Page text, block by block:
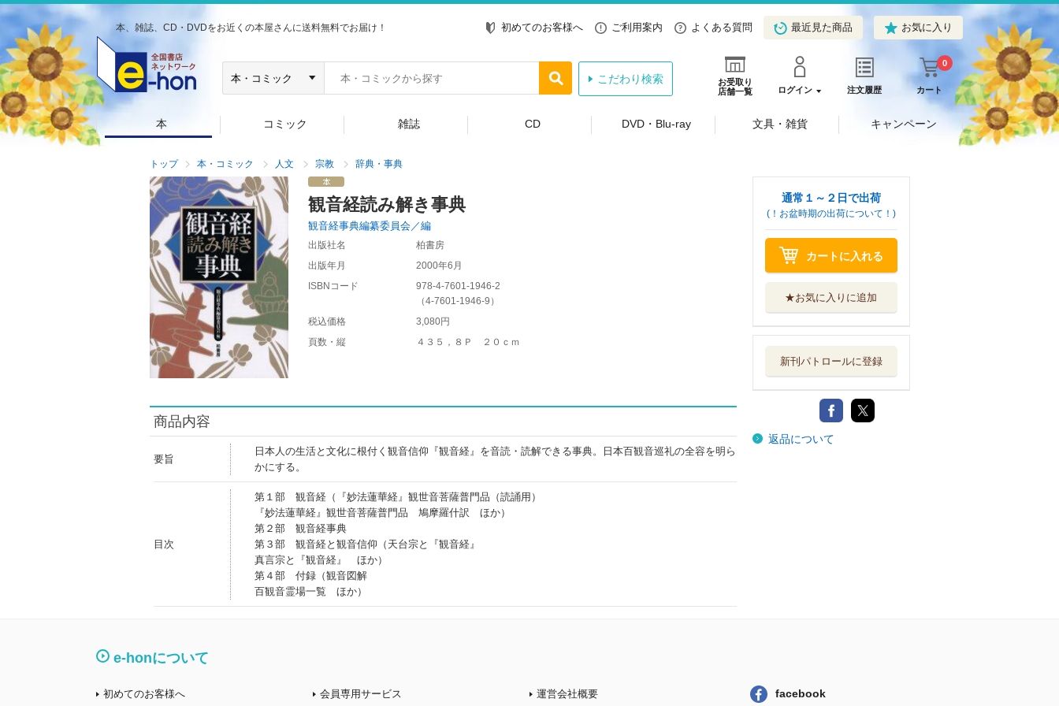
本、雑誌、CD・DVDをお近くの本屋さんに送料無料でお届け！ 初めてのお客様へ ご利用案内 よくある質問 最近見た商品 お気に入り
お受取り
店舗一覧
ログイン 注文履歴 カート
0
こだわり検索
本 コミック 雑誌 CD DVD・Blu-ray 文具・雑貨 キャンペーン
トップ 本・コミック 人文 宗教 辞典・事典
観音経読み解き事典
観音経事典編纂委員会／編
出版社名
柏書房
出版年月
2000年6月
ISBNコード
978-4-7601-1946-2
（4-7601-1946-9 ）
税込価格
3,080円
頁数・縦
４３５，８Ｐ ２０ｃｍ
商品内容
要旨
日本人の生活と文化に根付く観音信仰『観音経』を音読・読解できる事典。日本百観音巡礼の全容を明ら
かにする。
目次
第１部 観音経（『妙法蓮華経』観世音菩薩普門品（読誦用）
『妙法蓮華経』観世音菩薩普門品 鳩摩羅什訳 ほか）
第２部 観音経事典
第３部 観音経と観音信仰（天台宗と『観音経』
真言宗と『観音経』 ほか）
第４部 付録（観音図解
百観音霊場一覧 ほか）
通常１～２日で出荷
(！お盆時期の出荷について！)
カートに入れる
★お気に入りに追加
新刊パトロールに登録
返品について
e-honについて
初めてのお客様へ 会員専用サービス 運営会社概要 facebook